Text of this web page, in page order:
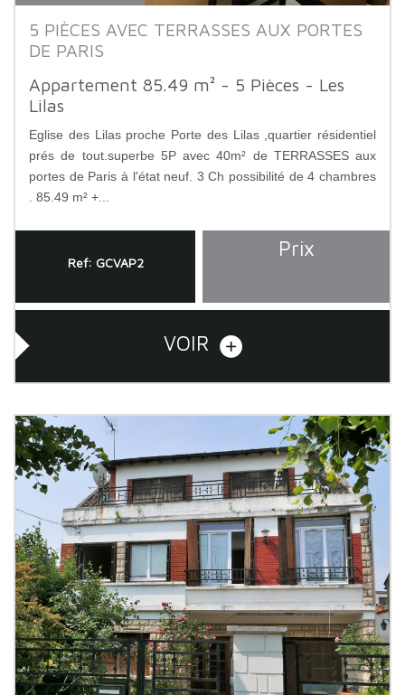
5 PIÈCES AVEC TERRASSES AUX PORTES
DE PARIS
Appartement 85.49 m² - 5 Pièces - Les
Lilas
Eglise des Lilas proche Porte des Lilas ,quartier résidentiel
prés de tout.superbe 5P avec 40m² de TERRASSES aux
portes de Paris à l'état neuf. 3 Ch possibilité de 4 chambres
. 85.49 m² +...
Ref: GCVAP2
Prix
VOIR